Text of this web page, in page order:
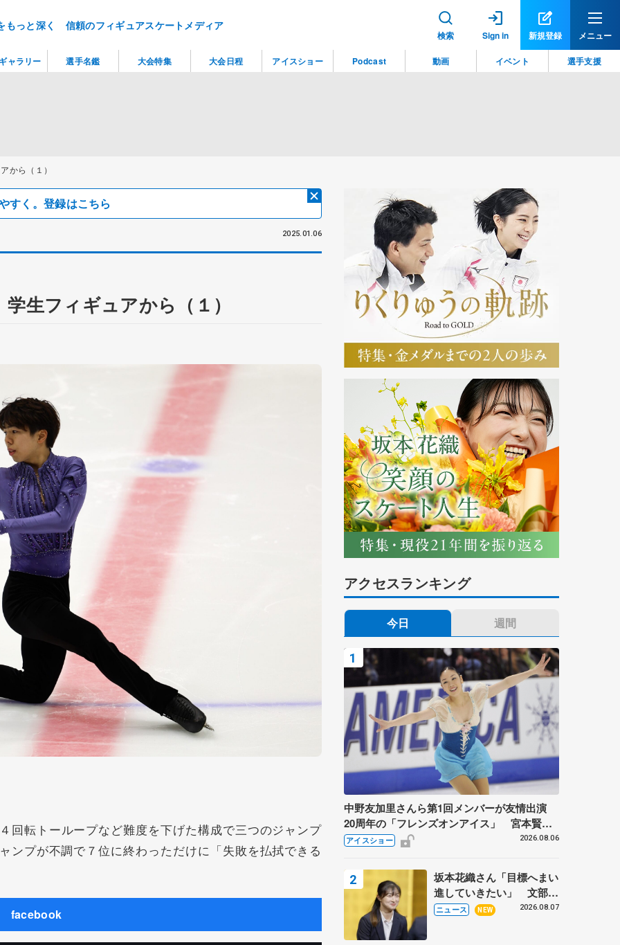
もっと深く 信頼のフィギュアスケートメディア
検索 Sign in 新規登録 メニュー
から（１）
すく。登録はこちら
2025.01.06
生フィギュアから（１）
回転トーループなど難度を下げた構成で三つのジャンプ
ンプが不調で７位に終わっただけに「失敗を払拭できる
facebook
アクセスランキング
今日 週間
中野友加里さんら第1回メンバーが友情出演
20周年の「フレンズオンアイス」 宮本賢二
さん、有川梨絵さん、田村岳斗さんも
アイスショー 2026.08.06
坂本花織さん「目標へまい
進していきたい」 文部科
学省スポーツ表彰式で代表
ニュース NEW 2026.08.07
ャラリー 選手名鑑 大会特集 大会日程 アイスショー Podcast 動画 イベント 選手支援